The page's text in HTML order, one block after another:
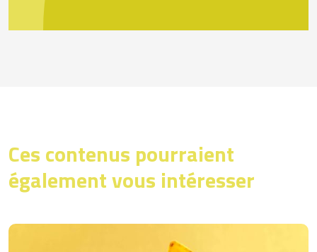
Ces contenus pourraient
également vous intéresser